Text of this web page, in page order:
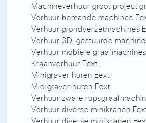
Machineverhuur groot project
Verhuur bemande machines
Verhuur grondverzetmachines
Verhuur 3D-gestuurde
Verhuur mobiele
Kraanverhuur Eext
Minigraver huren Eext
Midigraver huren Eext
Verhuur zware
Verhuur diverse minikranen
Verhuur diverse midikranen